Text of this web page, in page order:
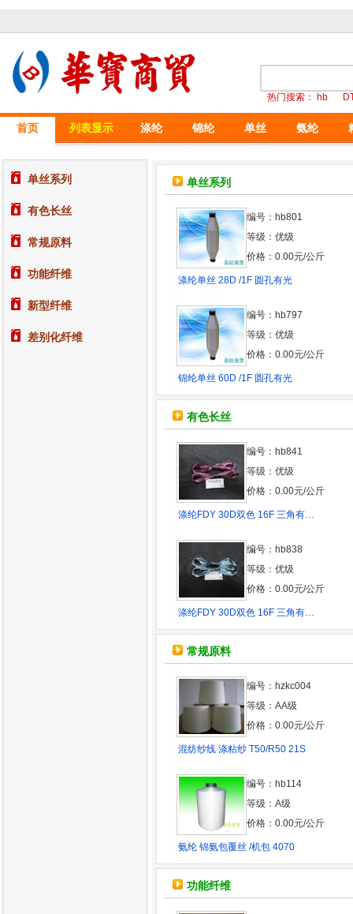
热门搜索： hb
首页 列表显示 涤纶 锦纶 单丝 氨纶
单丝系列
有色长丝
常规原料
功能纤维
新型纤维
差别化纤维
单丝系列
编号：hb801
等级：优级
价格：0.00元/公斤
涤纶单丝 28D /1F 圆孔有光
编号：hb797
等级：优级
价格：0.00元/公斤
锦纶单丝 60D /1F 圆孔有光
有色长丝
编号：hb841
等级：优级
价格：0.00元/公斤
涤纶FDY 30D双色 16F 三角有…
编号：hb838
等级：优级
价格：0.00元/公斤
涤纶FDY 30D双色 16F 三角有…
常规原料
编号：hzkc004
等级：AA级
价格：0.00元/公斤
混纺纱线 涤粘纱 T50/R50 21S
编号：hb114
等级：A级
价格：0.00元/公斤
氨纶 锦氨包覆丝 /机包 4070
功能纤维